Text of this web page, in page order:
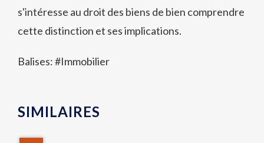
s'intéresse au droit des biens de bien comprendre
cette distinction et ses implications.
Balises: #Immobilier
SIMILAIRES